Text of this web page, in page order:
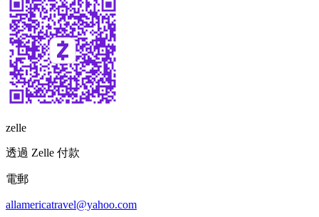
zelle
透過 Zelle 付款
電郵
allamericatravel@yahoo.com